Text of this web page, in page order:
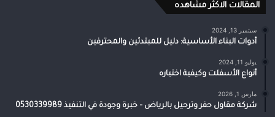
المقالات الاكثر مشاهده
سبتمبر 13, 2024
أدوات البناء الأساسية: دليل للمبتدئين والمحترفين
يوليو 11, 2024
أنواع الأسفلت وكيفية اختياره
مارس 1, 2026
شركة مقاول حفر وترحيل بالرياض – خبرة وجودة في التنفيذ 0530339989